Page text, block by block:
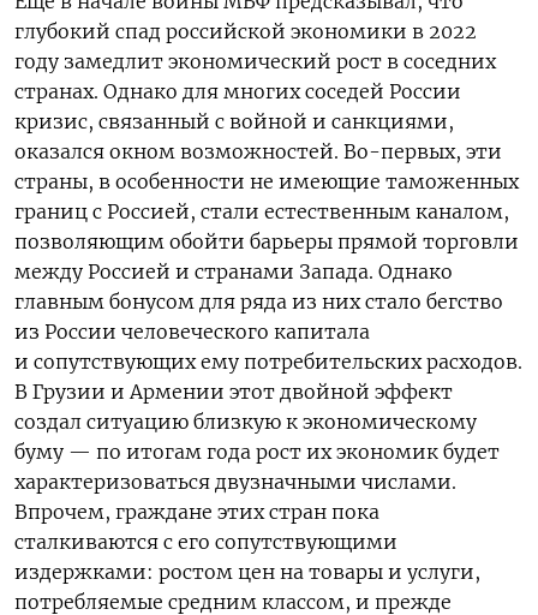
глубокий спад российской экономики в 2022
году замедлит экономический рост в соседних
странах. Однако для многих соседей России
кризис, связанный с войной и санкциями,
оказался окном возможностей. Во-первых, эти
страны, в особенности не имеющие таможенных
границ с Россией, стали естественным каналом,
позволяющим обойти барьеры прямой торговли
между Россией и странами Запада. Однако
главным бонусом для ряда из них стало бегство
из России человеческого капитала
и сопутствующих ему потребительских расходов.
В Грузии и Армении этот двойной эффект
создал ситуацию близкую к экономическому
буму — по итогам года рост их экономик будет
характеризоваться двузначными числами.
Впрочем, граждане этих стран пока
сталкиваются с его сопутствующими
издержками: ростом цен на товары и услуги,
потребляемые средним классом, и прежде